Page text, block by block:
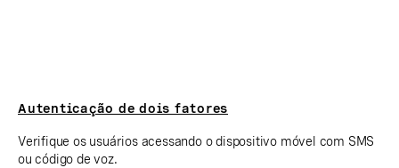
Autenticação de dois fatores
Verifique os usuários acessando o dispositivo móvel com SMS
ou código de voz.